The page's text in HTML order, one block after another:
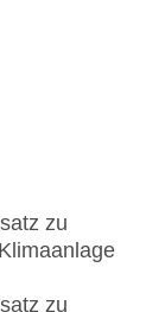
zu
zu